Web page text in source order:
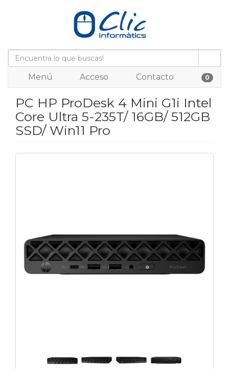
Menú Acceso Contacto 0
PC HP ProDesk 4 Mini G1i Intel
Core Ultra 5-235T/ 16GB/ 512GB
SSD/ Win11 Pro